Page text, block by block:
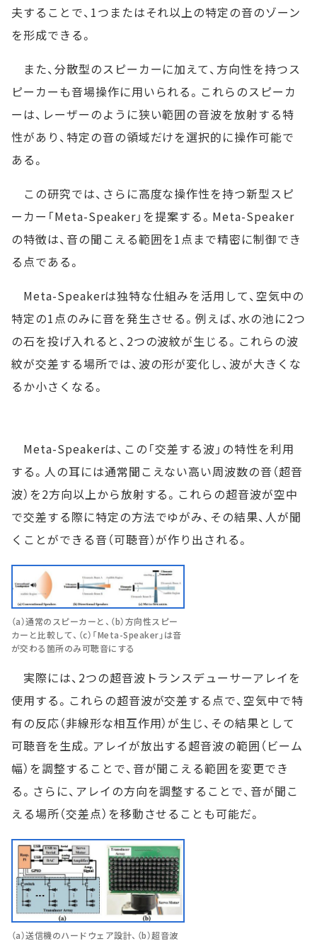
夫することで、1つまたはそれ以上の特定の音のゾーン
を形成できる。
また、分散型のスピーカーに加えて、方向性を持つス
ピーカーも音場操作に用いられる。これらのスピーカ
ーは、レーザーのように狭い範囲の音波を放射する特
性があり、特定の音の領域だけを選択的に操作可能で
ある。
この研究では、さらに高度な操作性を持つ新型スピ
ーカー「Meta-Speaker」を提案する。Meta-Speaker
の特徴は、音の聞こえる範囲を1点まで精密に制御でき
る点である。
Meta-Speakerは独特な仕組みを活用して、空気中の
特定の1点のみに音を発生させる。例えば、水の池に2つ
の石を投げ入れると、2つの波紋が生じる。これらの波
紋が交差する場所では、波の形が変化し、波が大きくな
るか小さくなる。
Meta-Speakerは、この「交差する波」の特性を利用
する。人の耳には通常聞こえない高い周波数の音（超音
波）を2方向以上から放射する。これらの超音波が空中
で交差する際に特定の方法でゆがみ、その結果、人が聞
くことができる音（可聴音）が作り出される。
（a）通常のスピーカーと、（b）方向性スピー
カーと比較して、（c）「Meta-Speaker」は音
が交わる箇所のみ可聴音にする
実際には、2つの超音波トランスデューサーアレイを
使用する。これらの超音波が交差する点で、空気中で特
有の反応（非線形な相互作用）が生じ、その結果として
可聴音を生成。アレイが放出する超音波の範囲（ビーム
幅）を調整することで、音が聞こえる範囲を変更でき
る。さらに、アレイの方向を調整することで、音が聞こ
える場所（交差点）を移動させることも可能だ。
（a）送信機のハードウェア設計、（b）超音波